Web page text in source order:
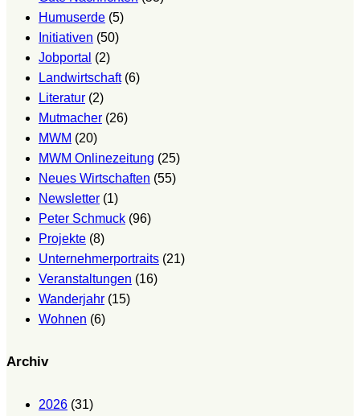
Humuserde (5)
Initiativen (50)
Jobportal (2)
Landwirtschaft(6)
Literatur (2)
Mutmacher (26)
MWM (20)
MWM Onlinezeitung (25)
Neues Wirtschaften (55)
Newsletter (1)
Peter Schmuck (96)
Projekte (8)
Unternehmerportraits (21)
Veranstaltungen (16)
Wanderjahr (15)
Wohnen (6)
Archiv
2026 (31)